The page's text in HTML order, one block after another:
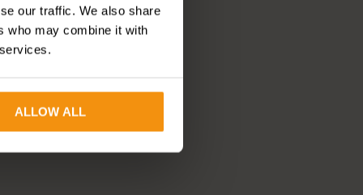
our traffic. We also share
who may combine it with
ALLOW ALL